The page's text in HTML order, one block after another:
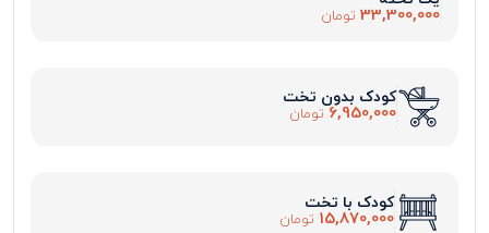
33,300,000 تومان
کودک بدون تخت
6,950,000 تومان
کودک با تخت
15,870,000 تومان